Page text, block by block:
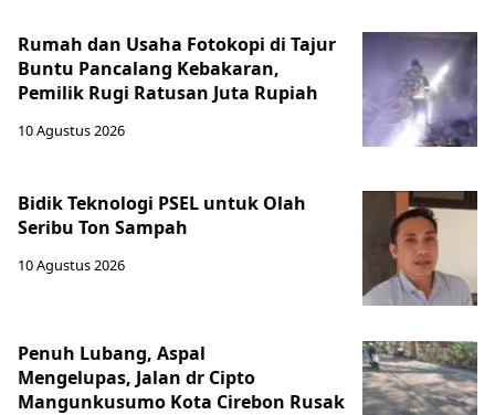
Rumah dan Usaha Fotokopi di Tajur
Buntu Pancalang Kebakaran,
Pemilik Rugi Ratusan Juta Rupiah
10 Agustus 2026
Bidik Teknologi PSEL untuk Olah
Seribu Ton Sampah
10 Agustus 2026
Penuh Lubang, Aspal
Mengelupas, Jalan dr Cipto
Mangunkusumo Kota Cirebon Rusak